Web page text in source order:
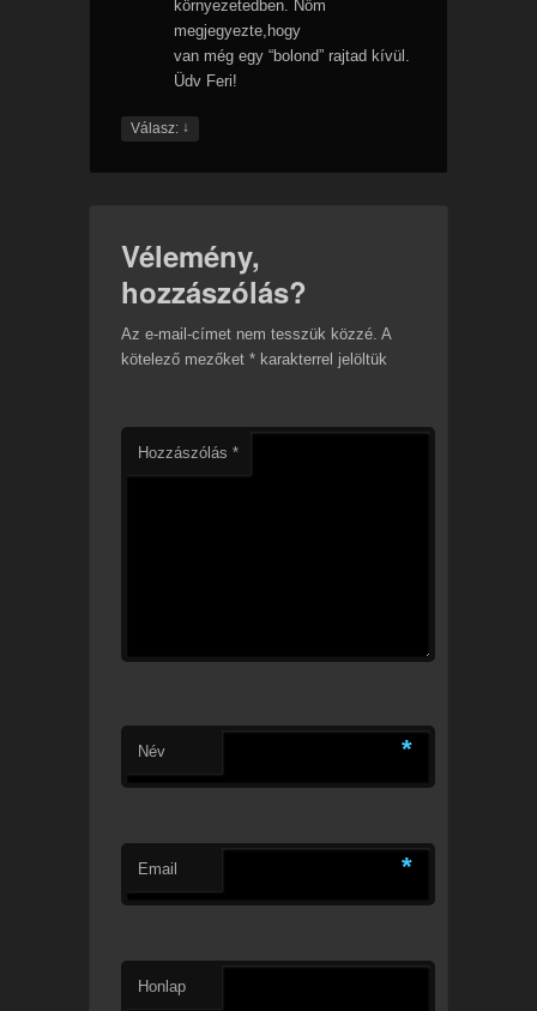
környezetedben. Nőm
megjegyezte,hogy
van még egy “bolond” rajtad kívül.
Üdv Feri!
Válasz: ↓
Vélemény,
hozzászólás?
Az e-mail-címet nem tesszük közzé. A
kötelező mezőket * karakterrel jelöltük
Hozzászólás *
Név *
Email *
Honlap